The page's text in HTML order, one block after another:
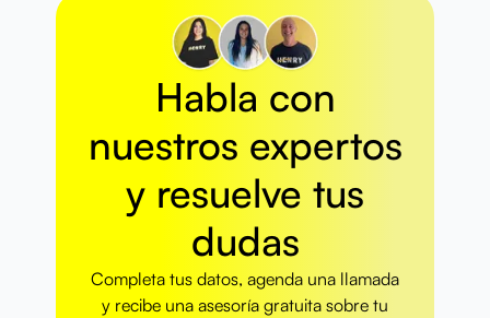
Habla con
nuestros expertos
y resuelve tus
dudas
Completa tus datos, agenda una llamada
y recibe una asesoría gratuita sobre tu